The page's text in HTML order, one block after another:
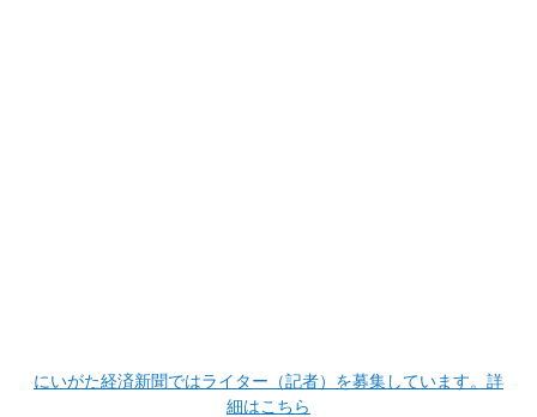
にいがた経済新聞ではライター（記者）を募集しています。詳
細はこちら